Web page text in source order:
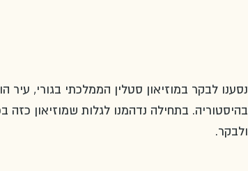
נסענו לבקר במוזיאון סטלין הממלכתי בגורי,
בהיסטוריה. בתחילה נדהמנו לגלות שמוזיאון
ולבקר.